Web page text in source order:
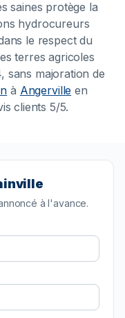
saines protège la
hydrocureurs
le respect du
terres agricoles
sans majoration de
à Angerville en
clients 5/5.
à l'avance.